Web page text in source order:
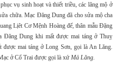
vụ sinh hoạt và thiết triều, các lăng mộ ở
chữa. Mạc Đăng Dung đã cho sửa mộ cha
Lịêt Cơ Mệnh Hoàng đế, thân mẫu Đặng
Đăng Dung khi mất được mai táng ở Thuỵ
mai táng ở Long Sơn, gọi là An Lăng.
ở Cổ Trai được gọi là xứ Mả Lăng.